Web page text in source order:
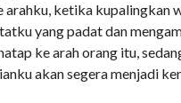
arahku, ketika kupalingkan
yang padat dan
ke arah orang itu,
akan segera menjadi